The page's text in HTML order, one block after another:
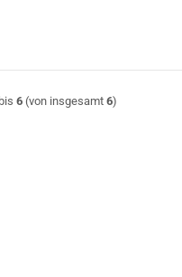
6(von insgesamt 6)